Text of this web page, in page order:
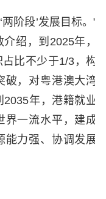
阶段’发展目标。”
绍，到2025年，
比不少于1/3，构
破，对粤港澳大湾
年，港籍就业
界一流水平，建成
能力强、协调发展